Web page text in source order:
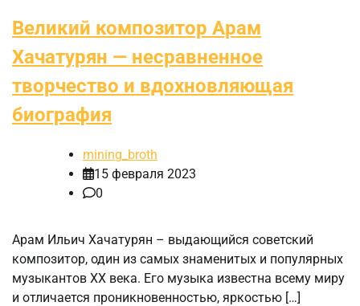
Великий композитор Арам
Хачатурян — несравненное
творчество и вдохновляющая
биография
mining_broth
15 февраля 2023
0
Арам Ильич Хачатурян – выдающийся советский
композитор, один из самых знаменитых и популярных
музыкантов XX века. Его музыка известна всему миру
и отличается проникновенностью, яркостью […]